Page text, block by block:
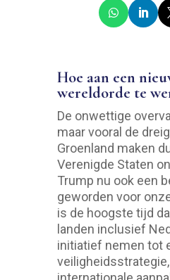
Hoe aan een
wereldorde te
De onwettige
maar vooral de
Groenland maken
Verenigde Staten
Trump nu ook een
geworden voor
is de hoogste tijd
landen inclusief
initiatief nemen tot